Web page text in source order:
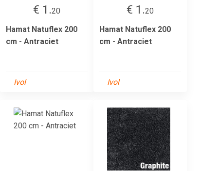
€ 1.20
Hamat Natuflex 200
cm - Antraciet
Ivol
€ 1.20
Hamat Natuflex 200
cm - Antraciet
Ivol